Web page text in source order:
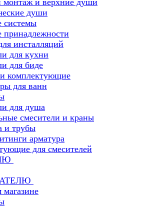
монтаж и верхние души
души
системы
принадлежности
инсталляций
для кухни
для биде
комплектующие
для ванн
для душа
смесители и краны
и трубы
арматура
для смесителей